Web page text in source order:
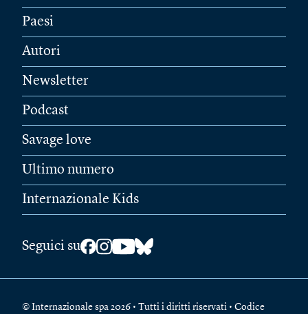
Paesi
Autori
Newsletter
Podcast
Savage love
Ultimo numero
Internazionale Kids
Seguici su
© Internazionale spa 2026 • Tutti i diritti riservati • Codice